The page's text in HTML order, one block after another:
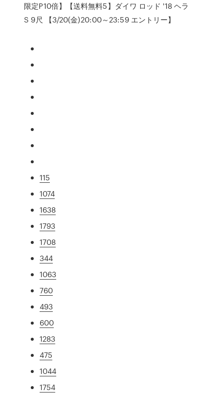
限定P10倍】【送料無料5】ダイワ ロッド '18 ヘラ
S 9尺 【3/20(金)20:00～23:59 エントリー】
115
1074
1638
1793
1708
344
1063
760
493
600
1283
475
1044
1754